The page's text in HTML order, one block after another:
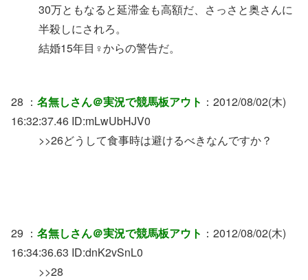
30万ともなると延滞金も高額だ、さっさと奥さんに
半殺しにされろ。
結婚15年目♀からの警告だ。
28 ： 名無しさん＠実況で競馬板アウト ：2012/08/02(木)
16:32:37.46 ID:mLwUbHJV0
>>26どうして食事時は避けるべきなんですか？
29 ： 名無しさん＠実況で競馬板アウト ：2012/08/02(木)
16:34:36.63 ID:dnK2vSnL0
>>28